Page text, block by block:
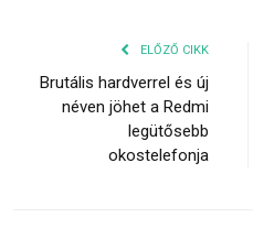
ELŐZŐ CIKK
Brutális hardverrel és új
néven jöhet a Redmi
legütősebb
okostelefonja